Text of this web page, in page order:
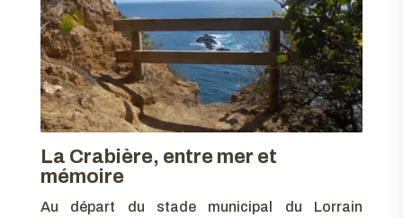
La Crabière, entre mer et
mémoire
Au départ du stade municipal du Lorrain